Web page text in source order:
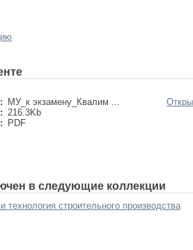
МУ_к экзамену_Квалим ...
216.3Kb
PDF
в следующие коллекции
технология строительного производства